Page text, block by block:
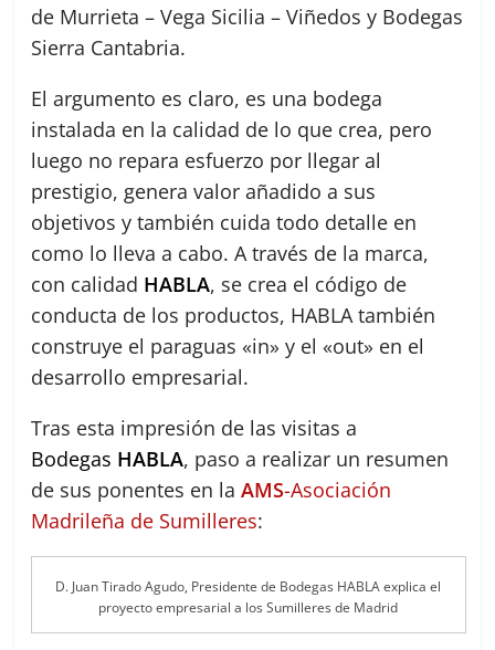
de Murrieta – Vega Sicilia – Viñedos y Bodegas
Sierra Cantabria.
El argumento es claro, es una bodega
instalada en la calidad de lo que crea, pero
luego no repara esfuerzo por llegar al
prestigio, genera valor añadido a sus
objetivos y también cuida todo detalle en
como lo lleva a cabo. A través de la marca,
con calidad HABLA, se crea el código de
conducta de los productos, HABLA también
construye el paraguas «in» y el «out» en el
desarrollo empresarial.
Tras esta impresión de las visitas a
Bodegas HABLA, paso a realizar un resumen
de sus ponentes en laAMS-Asociación
Madrileña de Sumilleres:
D. Juan Tirado Agudo, Presidente de Bodegas HABLA explica el
proyecto empresarial a los Sumilleres de Madrid